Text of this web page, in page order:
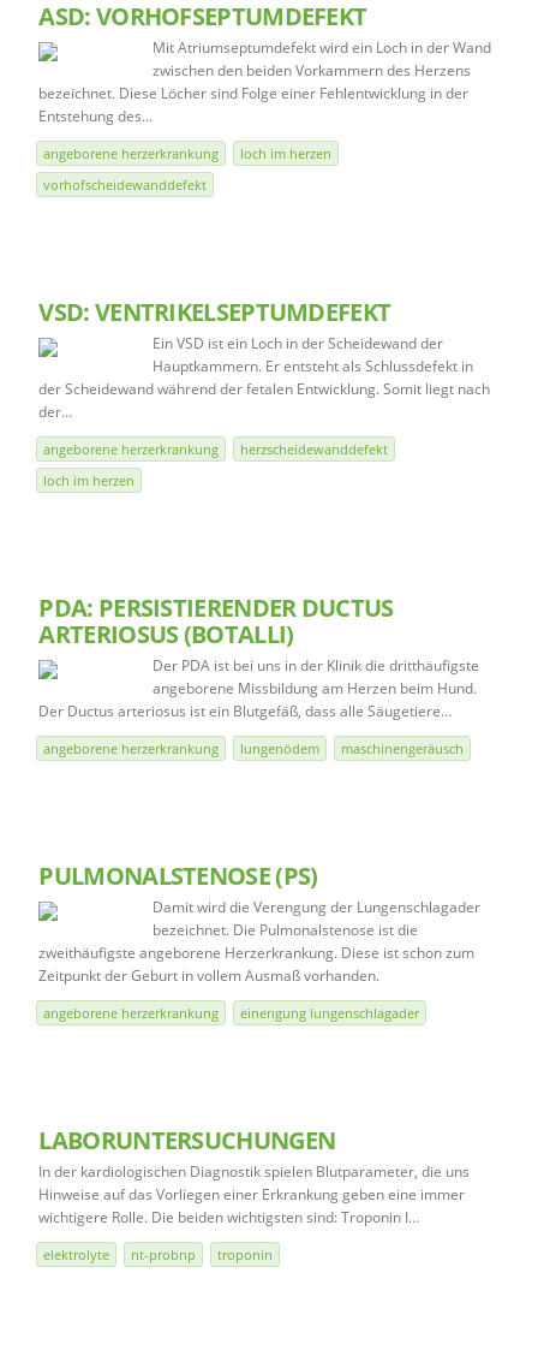
ASD: VORHOFSEPTUMDEFEKT
Mit Atriumseptumdefekt wird ein Loch in der Wand
zwischen den beiden Vorkammern des Herzens
bezeichnet. Diese Löcher sind Folge einer Fehlentwicklung in der
Entstehung des…
angeborene herzerkrankung
loch im herzen
vorhofscheidewanddefekt
VSD: VENTRIKELSEPTUMDEFEKT
Ein VSD ist ein Loch in der Scheidewand der
Hauptkammern. Er entsteht als Schlussdefekt in
der Scheidewand während der fetalen Entwicklung. Somit liegt nach
der…
angeborene herzerkrankung
herzscheidewanddefekt
loch im herzen
PDA: PERSISTIERENDER DUCTUS
ARTERIOSUS (BOTALLI)
Der PDA ist bei uns in der Klinik die dritthäufigste
angeborene Missbildung am Herzen beim Hund.
Der Ductus arteriosus ist ein Blutgefäß, dass alle Säugetiere…
angeborene herzerkrankung lungenödem maschinengeräusch
PULMONALSTENOSE (PS)
Damit wird die Verengung der Lungenschlagader
bezeichnet. Die Pulmonalstenose ist die
zweithäufigste angeborene Herzerkrankung. Diese ist schon zum
Zeitpunkt der Geburt in vollem Ausmaß vorhanden.
angeborene herzerkrankung einengung lungenschlagader
LABORUNTERSUCHUNGEN
In der kardiologischen Diagnostik spielen Blutparameter, die uns
Hinweise auf das Vorliegen einer Erkrankung geben eine immer
wichtigere Rolle. Die beiden wichtigsten sind: Troponin I…
elektrolyte nt-probnp troponin